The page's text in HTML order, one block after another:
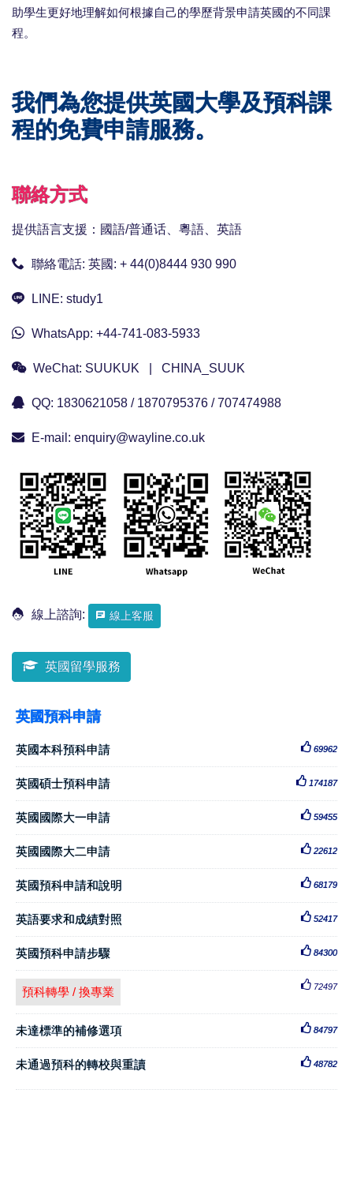
助學生更好地理解如何根據自己的學歷背景申請英國的不同課
程。
我們為您提供英國大學及預科課
程的免費申請服務。
聯絡方式
提供語言支援：國語/普通话、粵語、英語
聯絡電話: 英國: + 44(0)8444 930 990
LINE: study1
WhatsApp: +44-741-083-5933
WeChat: SUUKUK | CHINA_SUUK
QQ: 1830621058 / 1870795376 / 707474988
E-mail: enquiry@wayline.co.uk
線上諮詢: 線上客服
英國留學服務
英國預科申請
英國本科預科申請 69962
英國碩士預科申請 174187
英國國際大一申請 59455
英國國際大二申請 22612
英國預科申請和說明 68179
英語要求和成績對照 52417
英國預科申請步驟 84300
預科轉學 / 換專業 72497
未達標準的補修選項 84797
未通過預科的轉校與重讀 48782